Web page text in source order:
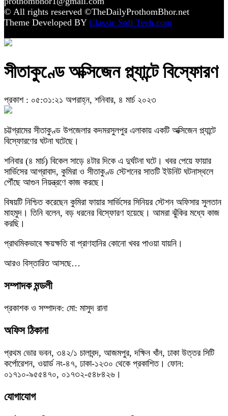
© All rights reserved ©TheDailyProthomBhor.net
Theme Developed BY Classic Soft Tech.com
সীতাকুণ্ডে অক্সিজেন প্ল্যান্টে বিস্ফোরণ
প্রকাশ : ০৫:৩১:২১ অপরাহ্ন, শনিবার, ৪ মার্চ ২০২৩
চট্টগ্রামের সীতাকুণ্ড উপজেলার কদমরসুলপুর এলাকায় একটি অক্সিজেন প্ল্যান্টে
বিস্ফোরণের ঘটনা ঘটেছে।
শনিবার (৪ মার্চ) বিকেল সাড়ে ৪টার দিকে এ দুর্ঘটনা ঘটে। খবর পেয়ে ফায়ার
সার্ভিসের আগ্রাবাদ, কুমিরা ও সীতাকুণ্ড স্টেশনের সাতটি ইউনিট ঘটনাস্থলে
পৌঁছে আগুন নিয়ন্ত্রণে কাজ করছে।
বিষয়টি নিশ্চিত করেছেন কুমিরা ফায়ার সার্ভিসের সিনিয়র স্টেশন অফিসার সুলতান
মাহমুদ। তিনি বলেন, বড় ধরনের বিস্ফোরণ হয়েছে। আমরা ঝুঁকির মধ্যে কাজ
করছি।
প্রাথমিকভাবে ক্ষয়ক্ষতি বা প্রাণহানির কোনো খবর পাওয়া যায়নি।
আরও বিস্তারিত আসছে…
সম্পাদক মন্ডলী
প্রকাশক ও সম্পাদক: মো: মাসুদ রানা
অফিস ঠিকানা
প্রথম ভোর ভবন, ৩৪২/১ চালাবন্দ, আজমপুর, দক্ষিন খাঁন, ঢাকা উত্তর সিটি
কর্পোরেশন, ওয়ার্ড নং-৪৭, ঢাকা-১২৩০ থেকে প্রকাশিত। ফোন:
০১৭১০-৯৫৫৪৭০, ০১৭৩২-৫৪৮৪২৬।
যোগাযোগ